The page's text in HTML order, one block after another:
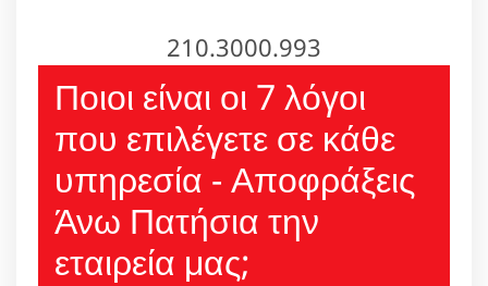
210.3000.993
Ποιοι είναι οι 7 λόγοι
που επιλέγετε σε κάθε
υπηρεσία - Αποφράξεις
Άνω Πατήσια την
εταιρεία μας;